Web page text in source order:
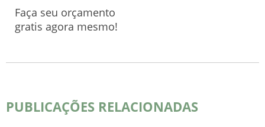
Faça seu orçamento
gratis agora mesmo!
PUBLICAÇÕES RELACIONADAS